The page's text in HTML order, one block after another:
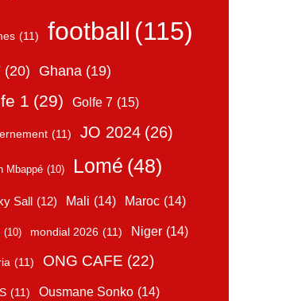
(11) football (115)
(20) Ghana (19)
1 (29) Golfe 7 (15)
(11) JO 2024 (26)
Mbappé (10) Lomé (48)
Sall (12) Mali (14) Maroc (14)
(10) mondial 2026 (11) Niger (14)
(11) ONG CAFE (22)
(11) Ousmane Sonko (14)